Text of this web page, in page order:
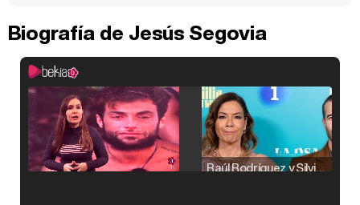
Biografía de Jesús Segovia
Raúl Rodríguez y Silvia Taulés nos cuentan su papel en 'La familia de la tele'